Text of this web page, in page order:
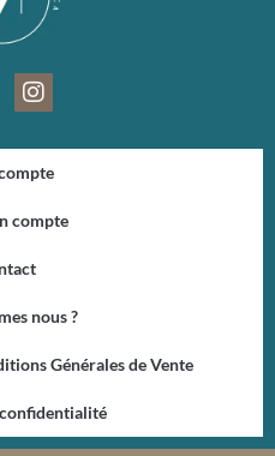
I
n
t
a
r
m
compte
nous ?
Générales de Vente